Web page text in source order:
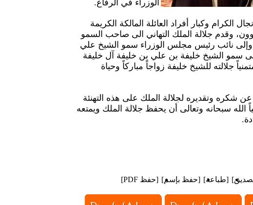
الوزراء في الرفاع.
الكرام وكبار أفراد العائلة المالكة الكريمة
وقدم جلالة الملك التهاني الى صاحب السمو
وإلى نائب رئيس مجلس الوزراء سمو الشيخ علي
سمو الشيخ خليفة بن علي بن خليفة آل خليفة
جلالته للشيخ خليفة زواجاً مباركاً وحياة
شكره وتقديره لجلالة الملك على هذه التهنئة
الله سبحانه وتعالى أن يحفظ جلالة الملك ويمتعه
]
[طباعة]
[حفظ بإسم]
[حفظ PDF ]